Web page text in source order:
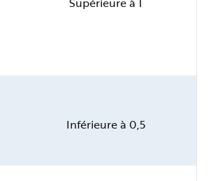
Inférieure à 0,5